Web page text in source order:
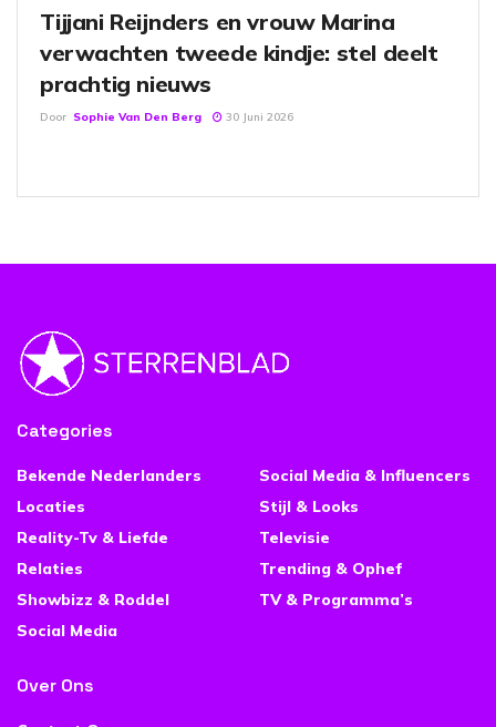
Tijjani Reijnders en vrouw Marina
verwachten tweede kindje: stel deelt
prachtig nieuws
Door Sophie Van Den Berg 30 Juni 2026
Categories
Bekende Nederlanders
Locaties
Reality-Tv & Liefde
Relaties
Showbizz & Roddel
Social Media
Social Media & Influencers
Stijl & Looks
Televisie
Trending & Ophef
TV & Programma’s
Over Ons